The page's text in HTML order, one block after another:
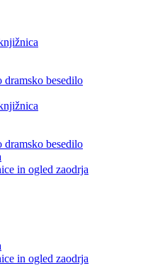
dramsko besedilo
dramsko besedilo
in ogled zaodrja
in ogled zaodrja